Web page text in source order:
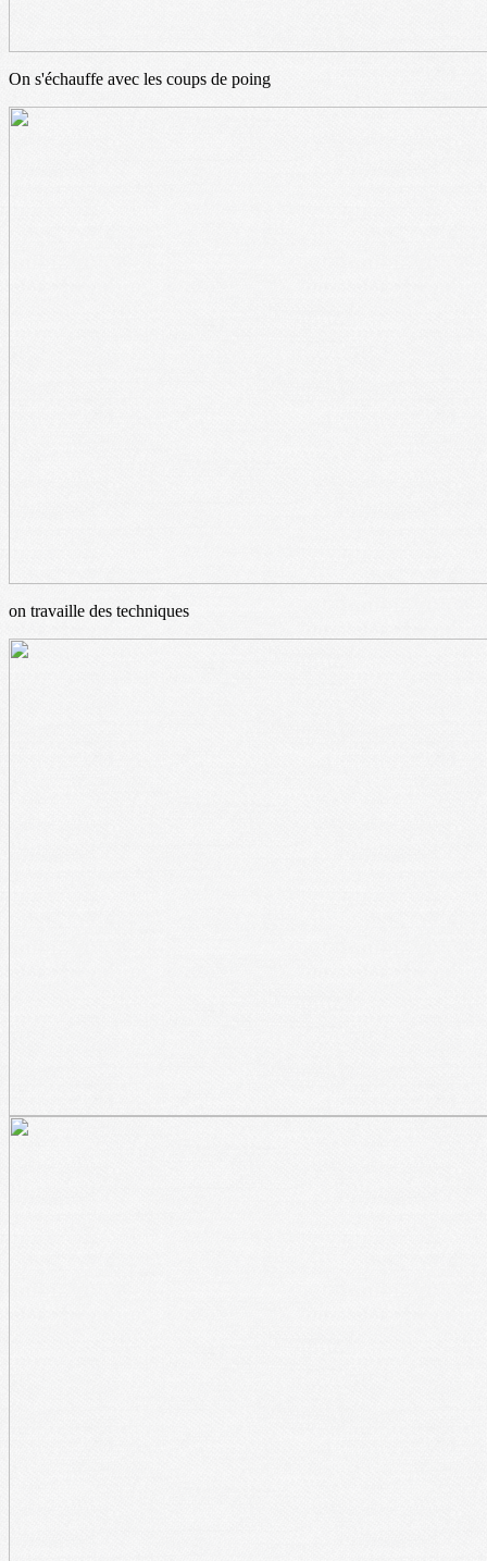
On s'échauffe avec les coups de poing
on travaille des techniques